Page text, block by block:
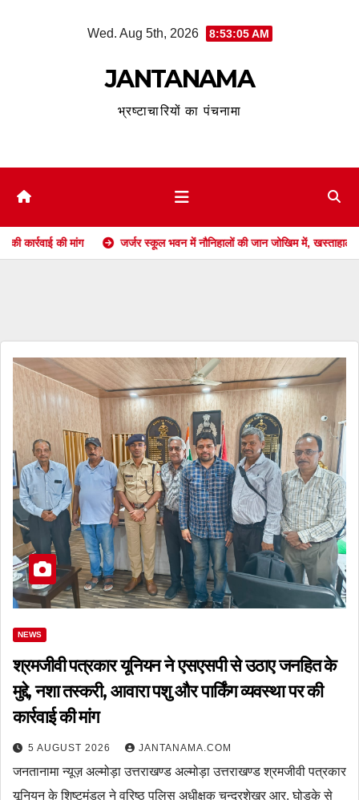
Wed. Aug 5th, 2026 8:53:07 AM
JANTANAMA
भ्रष्टाचारियों का पंचनामा
जर्जर स्कूल भवन में नौनिहालों की जान जोखिम में, खस्ताहाल आंगनबाड़ी पर भी नहीं
NEWS
श्रमजीवी पत्रकार यूनियन ने एसएसपी से उठाए जनहित के
मुद्दे, नशा तस्करी, आवारा पशु और पार्किंग व्यवस्था पर की
कार्रवाई की मांग
5 AUGUST 2026 JANTANAMA.COM
जनतानामा न्यूज़ अल्मोड़ा उत्तराखण्ड अल्मोड़ा उत्तराखण्ड श्रमजीवी पत्रकार
यूनियन के शिष्टमंडल ने वरिष्ठ पुलिस अधीक्षक चन्द्रशेखर आर. घोड़के से